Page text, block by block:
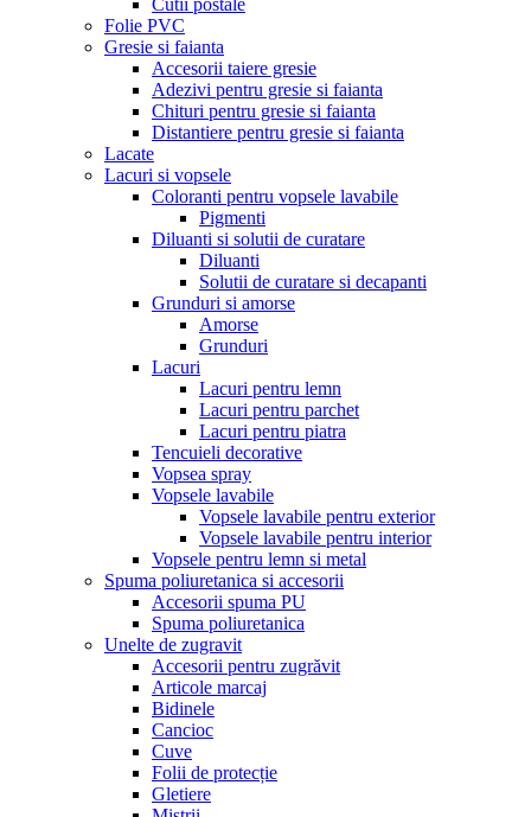
Cutii postale
Folie PVC
Gresie si faianta
Accesorii taiere gresie
Adezivi pentru gresie si faianta
Chituri pentru gresie si faianta
Distantiere pentru gresie si faianta
Lacate
Lacuri si vopsele
Coloranti pentru vopsele lavabile
Pigmenti
Diluanti si solutii de curatare
Diluanti
Solutii de curatare si decapanti
Grunduri si amorse
Amorse
Grunduri
Lacuri
Lacuri pentru lemn
Lacuri pentru parchet
Lacuri pentru piatra
Tencuieli decorative
Vopsea spray
Vopsele lavabile
Vopsele lavabile pentru exterior
Vopsele lavabile pentru interior
Vopsele pentru lemn si metal
Spuma poliuretanica si accesorii
Accesorii spuma PU
Spuma poliuretanica
Unelte de zugravit
Accesorii pentru zugrăvit
Articole marcaj
Bidinele
Cancioc
Cuve
Folii de protecție
Gletiere